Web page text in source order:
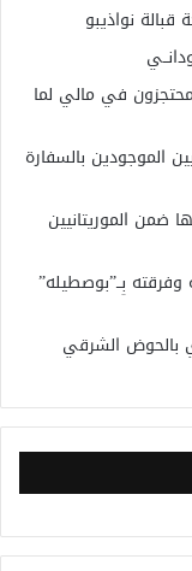
نواذيبو
في مالي لما
الموجودين بالسفارة
ضمن الموريتانيين
بِــ”بوصطيله”
بالحوض الشرقي